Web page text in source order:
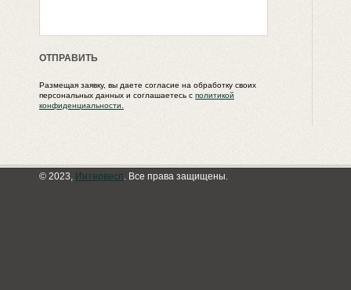
Размещая заявку, вы даете согласие на обработку своих
персональных данных и соглашаетесь с политикой
конфиденциальности.
© 2023, Интервесп. Все права защищены.